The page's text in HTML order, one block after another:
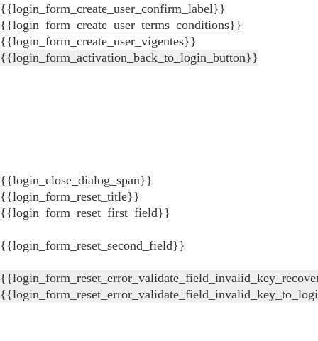
{{login_form_create_user_confirm_label}}
{{login_form_create_user_terms_conditions}}
{{login_form_create_user_vigentes}}
{{login_form_activation_back_to_login_button}}
{{login_close_dialog_span}}
{{login_form_reset_title}}
{{login_form_reset_first_field}}
{{login_form_reset_second_field}}